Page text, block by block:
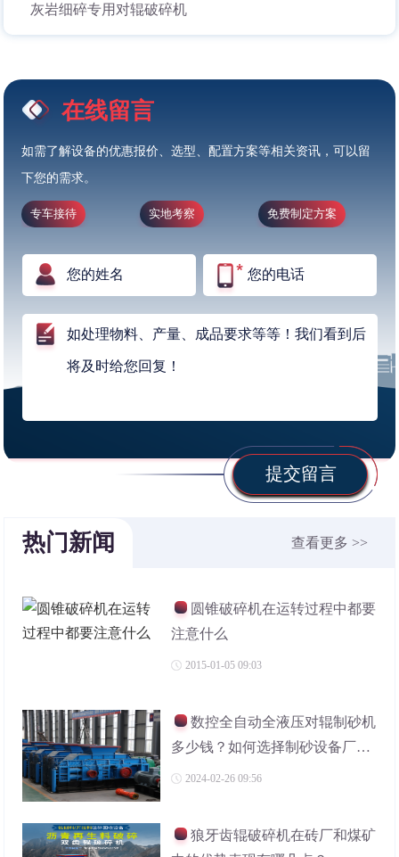
灰岩细碎专用对辊破碎机
在线留言
如需了解设备的优惠报价、选型、配置方案等相关资讯，可以留
下您的需求。
专车接待 实地考察 免费制定方案
提交留言
热门新闻 查看更多 >>
圆锥破碎机在运转过程中都要
注意什么
2015-01-05 09:03
数控全自动全液压对辊制砂机
多少钱？如何选择制砂设备厂
家？2024-02-26 09:56
狼牙齿辊破碎机在砖厂和煤矿